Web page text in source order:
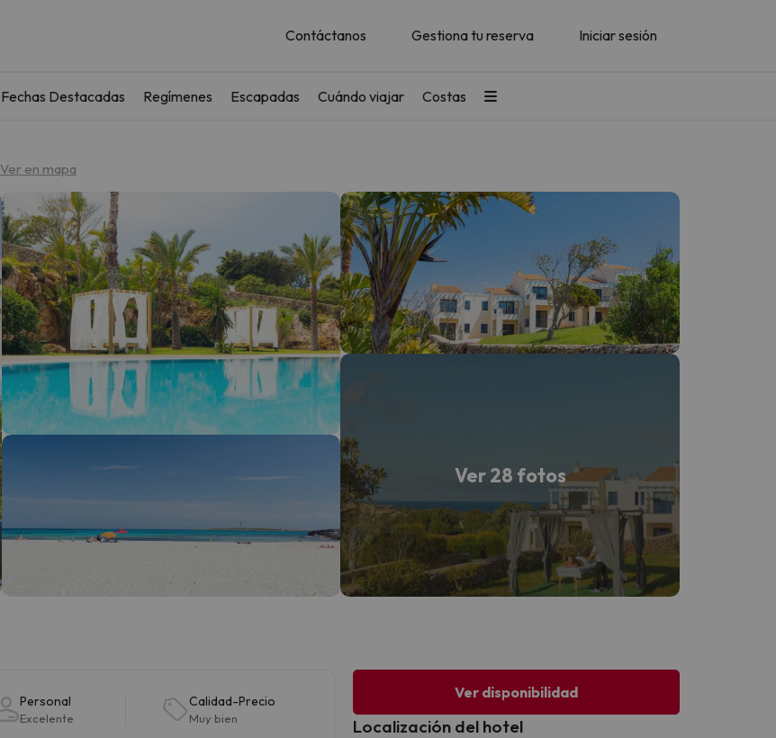
Contáctanos Gestiona tu reserva Iniciar sesión
Fechas Destacadas Regímenes Escapadas Cuándo viajar Costas
Ver en mapa
Ver 28 fotos
Personal
Excelente
Calidad-Precio
Muy bien
Ver disponibilidad
Localización del hotel